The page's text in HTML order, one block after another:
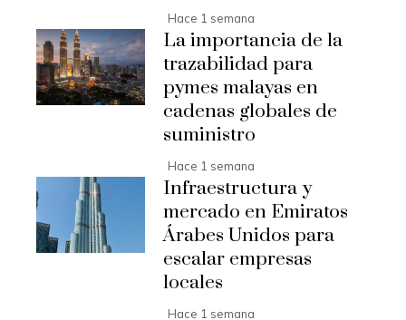
Hace 1 semana
La importancia de la
trazabilidad para
pymes malayas en
cadenas globales de
suministro
Hace 1 semana
Infraestructura y
mercado en Emiratos
Árabes Unidos para
escalar empresas
locales
Hace 1 semana